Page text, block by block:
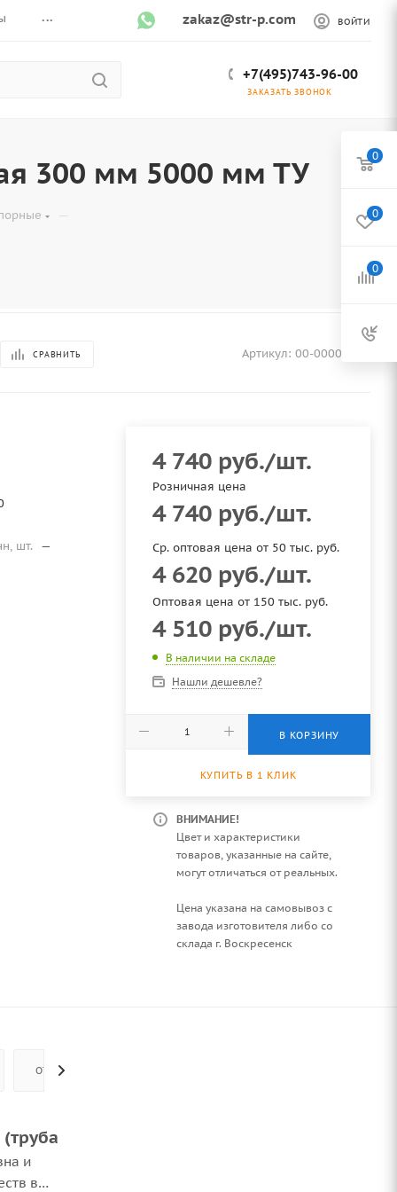
... zakaz@str-p.com ВОЙТИ
+7(495)743-96-00
ЗАКАЗАТЬ ЗВОНОК
300 мм 5000 мм ТУ
—
СРАВНИТЬ Артикул: 00-00005685
шт.
—
4 740 руб./шт.
Розничная цена
4 740 руб./шт.
Ср. оптовая цена от 50 тыс. руб.
4 620 руб./шт.
Оптовая цена от 150 тыс. руб.
4 510 руб./шт.
В наличии на складе
Нашли дешевле?
В КОРЗИНУ
КУПИТЬ В 1 КЛИК
ВНИМАНИЕ!
Цвет и характеристики
товаров, указанные на сайте,
могут отличаться от реальных.
Цена указана на самовывоз с
завода изготовителя либо со
склада г. Воскресенск
ОТЗЫВЫ
и
в
0
0
0